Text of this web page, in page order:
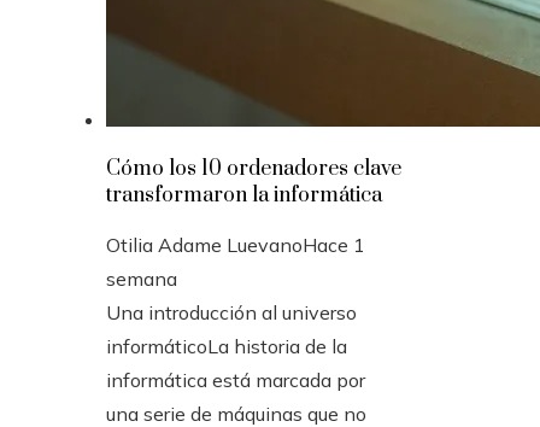
Cómo los 10 ordenadores clave
transformaron la informática
Otilia Adame LuevanoHace 1
semana
Una introducción al universo
informáticoLa historia de la
informática está marcada por
una serie de máquinas que no